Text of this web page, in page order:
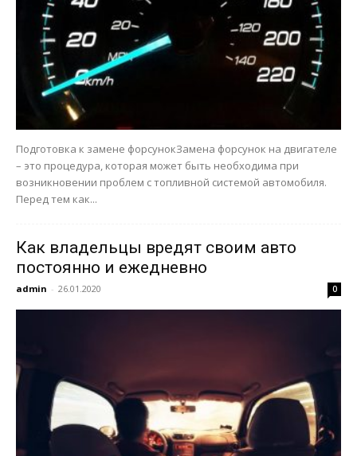
Подготовка к замене форсунокЗамена форсунок на двигателе
– это процедура, которая может быть необходима при
возникновении проблем с топливной системой автомобиля.
Перед тем как...
Как владельцы вредят своим авто
постоянно и ежедневно
admin - 26.01.2020 0